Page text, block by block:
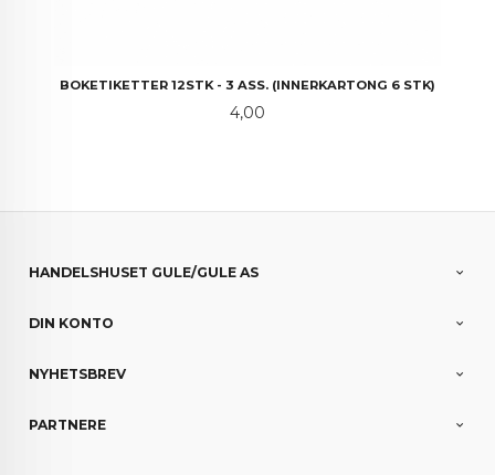
BOKETIKETTER 12STK - 3 ASS. (INNERKARTONG 6 STK)
Pris
4,00
HANDELSHUSET GULE/GULE AS
DIN KONTO
NYHETSBREV
PARTNERE